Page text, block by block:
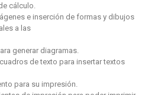
cálculo.
e inserción de formas y dibujos
a las
generar diagramas.
de texto para insertar textos
para su impresión.